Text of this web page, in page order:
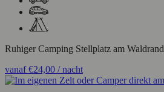
Ruhiger Camping Stellplatz am Waldrand
vanaf€24,00 / nacht